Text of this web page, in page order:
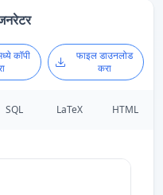
कॉपी
फाइल डाउनलोड
करा
SQL LaTeX HTML